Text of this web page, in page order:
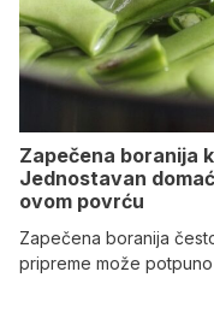
Zapečena boranija
Jednostavan
ovom povrću
Zapečena boranija
pripreme može